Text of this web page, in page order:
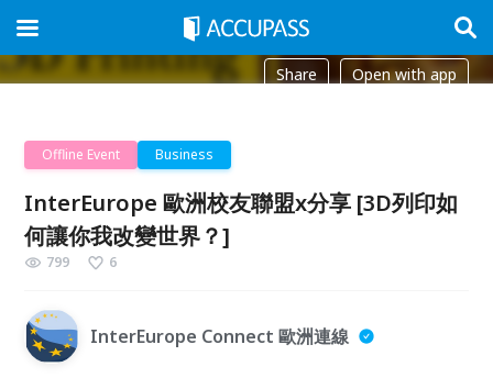
Share Open with app
Offline Event Business
InterEurope 歐洲校友聯盟x分享 [3D列印如
何讓你我改變世界？]
799 6
InterEurope Connect 歐洲連線